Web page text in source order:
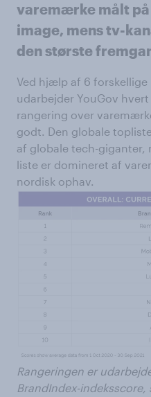
varemærke målt
image, mens tv-
den største
Ved hjælp af 6
udarbejder YouGov
rangering over
godt. Den globale
af globale tech-giganter,
liste er domineret af
nordisk ophav.
Rangeringen er
BrandIndex-